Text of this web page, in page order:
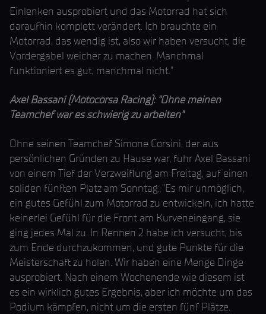
Einlenken ausprobiert und das Motorrad hat sich
daraufhin komplett verändert. Ich brauchte ein
Motorrad, das wendig ist, also wir haben versucht, die
Vordergabel weicher zu machen. Manchmal
funktioniert es gut, manchmal nicht."
Axel Bassani (Motocorsa Racing): "Ohne meinen
Teamchef war es schwierig zu arbeiten"
Ohne seinen Teamchef Simone Corsini, der aus
persönlichen Gründen zu Hause war, fuhr Axel Bassani
von einem Tief der Verzweiflung am Freitag, auf einen
soliden fünften Platz am Sonntag: "Es mir unmöglich,
ein gutes Gefühl zum Motorrad zu entwickeln, ich hatte
keinerlei Gefühl für die Front am Kurveneingang, sie
ging jedes Mal zu. In Rennen 2 habe ich versucht, bis
zum Ende durchzukommen, und gute Punkte für die
Meisterschaft zu holen. Wir haben eine Menge Dinge
ausprobiert. Nach einem Wochenende wie diesem ist
es ein wirklich gutes Ergebnis, aber ich möchte um das
Podium kämpfen, nicht um die ersten fünf Plätze.